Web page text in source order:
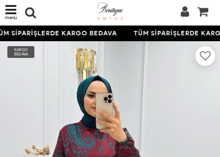
menü
SİPARİŞLERDE KARGO BEDAVA TÜM SİPARİŞLERDE
KARGO
BEDAVA